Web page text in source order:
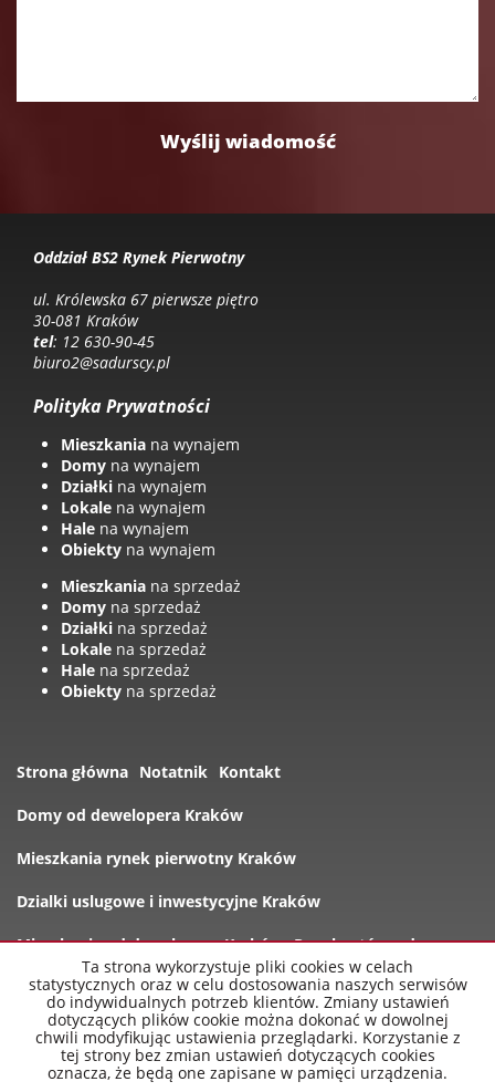
Oddział BS2 Rynek Pierwotny
ul. Królewska 67 pierwsze piętro
30-081 Kraków
tel: 12 630-90-45
biuro2@sadurscy.pl
Polityka Prywatności
Mieszkania na wynajem
Domy na wynajem
Działki na wynajem
Lokale na wynajem
Hale na wynajem
Obiekty na wynajem
Mieszkania na sprzedaż
Domy na sprzedaż
Działki na sprzedaż
Lokale na sprzedaż
Hale na sprzedaż
Obiekty na sprzedaż
Strona główna Notatnik Kontakt
Domy od dewelopera Kraków
Mieszkania rynek pierwotny Kraków
Dzialki uslugowe i inwestycyjne Kraków
Mieszkania od dewelopera Kraków Rynek wtórny domy
Oferty
nowe-mieszkania-krakow.pl 2026 Program dla biur
Ta strona wykorzystuje pliki cookies w celach
statystycznych oraz w celu dostosowania naszych serwisów
do indywidualnych potrzeb klientów. Zmiany ustawień
dotyczących plików cookie można dokonać w dowolnej
chwili modyfikując ustawienia przeglądarki. Korzystanie z
tej strony bez zmian ustawień dotyczących cookies
oznacza, że będą one zapisane w pamięci urządzenia.